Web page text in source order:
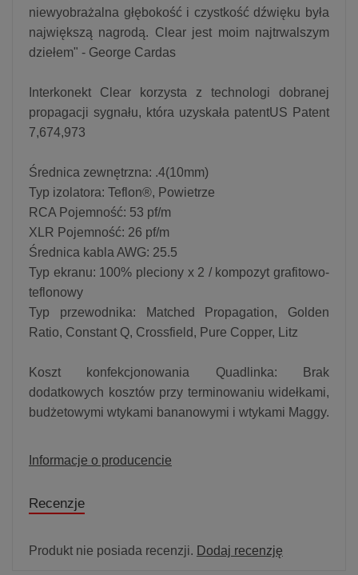
niewyobrażalna głębokość i czystkość dźwięku była
największą nagrodą. Clear jest moim najtrwalszym
dziełem" - George Cardas
Interkonekt Clear korzysta z technologi dobranej
propagacji sygnału, która uzyskała patentUS Patent
7,674,973
Średnica zewnętrzna: .4(10mm)
Typ izolatora: Teflon®, Powietrze
RCA Pojemność: 53 pf/m
XLR Pojemność: 26 pf/m
Średnica kabla AWG: 25.5
Typ ekranu: 100% pleciony x 2 / kompozyt grafitowo-
teflonowy
Typ przewodnika: Matched Propagation, Golden
Ratio, Constant Q, Crossfield, Pure Copper, Litz
Koszt konfekcjonowania Quadlinka: Brak
dodatkowych kosztów przy terminowaniu widełkami,
budżetowymi wtykami bananowymi i wtykami Maggy.
Informacje o producencie
Recenzje
Produkt nie posiada recenzji. Dodaj recenzję